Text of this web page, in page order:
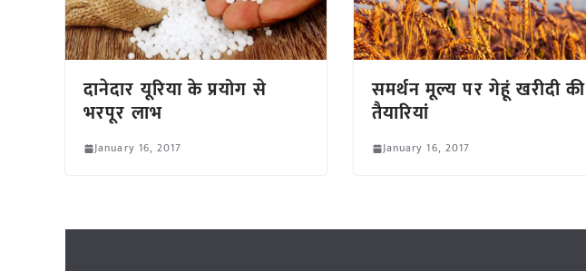
दानेदार यूरिया के प्रयोग से
भरपूर लाभ
January 16, 2017
समर्थन मूल्य पर गेहूं खरीदी की
तैयारियां
January 16, 2017